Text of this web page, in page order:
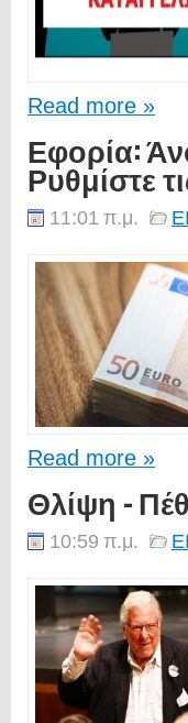
Read more »
Εφορία:
Ρυθμίστε
11:01 π.μ.
Read more »
Θλίψη -
10:59 π.μ.